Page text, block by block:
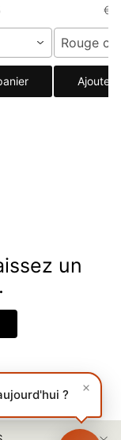
Rouge
Ajouter
un
?